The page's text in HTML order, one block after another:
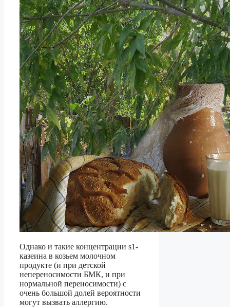
Однако и такие концентрации s1-
казеина в козьем молочном
продукте (и при детской
непереносимости БМК, и при
нормальной переносимости) с
очень большой долей вероятности
могут вызвать аллергию.